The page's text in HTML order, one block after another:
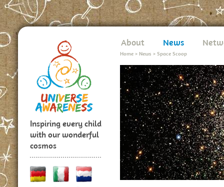
Inspiring every child
with our wonderful
cosmos
About News
Home > News > Space Scoop